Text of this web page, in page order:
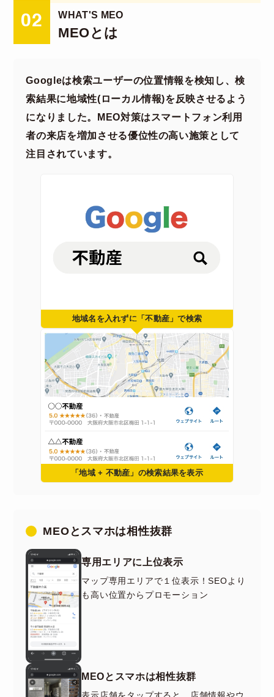
02 WHAT'S MEO
MEOとは
Googleは検索ユーザーの位置情報を検知し、検
索結果に地域性(ローカル情報)を反映させるよう
になりました。MEO対策はスマートフォン利用
者の来店を増加させる優位性の高い施策として
注目されています。
地域名を入れずに「不動産」で検索
「地域 + 不動産」の検索結果を表示
MEOとスマホは相性抜群
専用エリアに上位表示
マップ専用エリアで１位表示！SEOより
も高い位置からプロモーション
MEOとスマホは相性抜群